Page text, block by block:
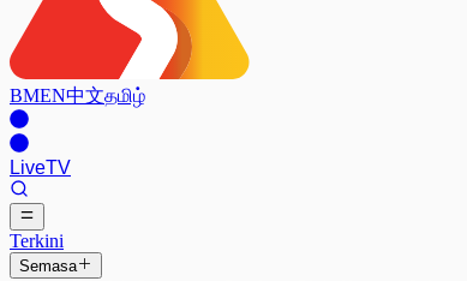
BMEN中文தமிழ்
LiveTV
Terkini
Semasa